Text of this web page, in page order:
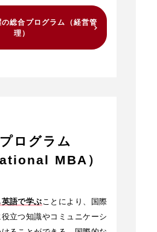
総合プログラム（経営管
理）
ログラム
MBA）
語で学ぶことにより、国際
立つ知識やコミュニケーシ